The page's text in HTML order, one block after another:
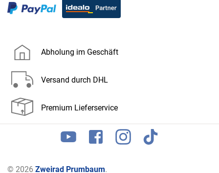
Abholung im Geschäft
Versand durch DHL
Premium Lieferservice
© 2026 Zweirad Prumbaum.